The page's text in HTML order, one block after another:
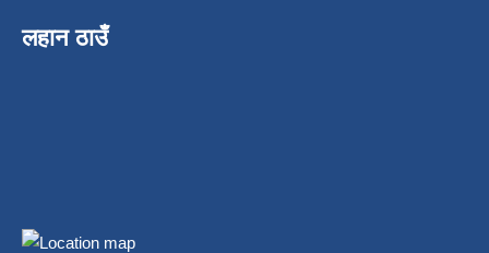
लहान ठाउँ